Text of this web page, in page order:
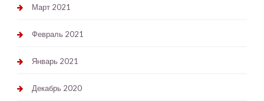
Март 2021
Февраль 2021
Январь 2021
Декабрь 2020